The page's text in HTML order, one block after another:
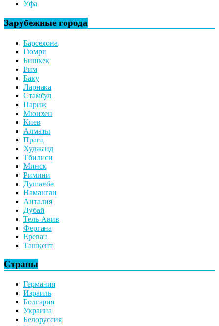
Уфа
Зарубежные города
Барселона
Гюмри
Бишкек
Рим
Баку
Ларнака
Стамбул
Париж
Мюнхен
Киев
Алматы
Прага
Худжанд
Тбилиси
Минск
Римини
Душанбе
Наманган
Анталия
Дубай
Тель-Авив
Фергана
Ереван
Ташкент
Страны
Германия
Израиль
Болгария
Украина
Белоруссия